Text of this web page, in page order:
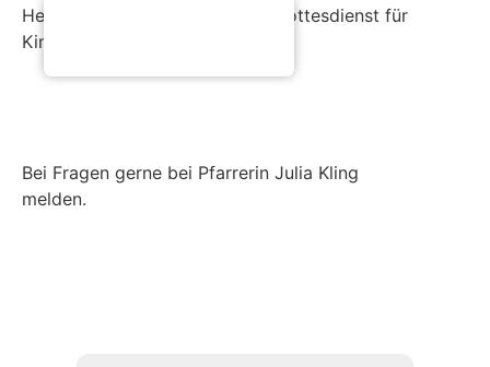
Herzliche Einladung zum Mini-Gottesdienst für
Kinder!
Bei Fragen gerne bei Pfarrerin Julia Kling
melden.